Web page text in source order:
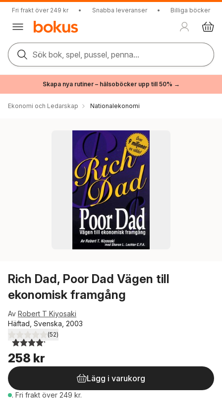
Fri frakt över 249 kr • Snabba leveranser • Billiga böcker
Sök bok, spel, pussel, penna...
Skapa nya rutiner – hälsoböcker upp till 50% →
Ekonomi och Ledarskap Nationalekonomi
Rich Dad, Poor Dad Vägen till
ekonomisk framgång
Av Robert T Kiyosaki
Häftad, Svenska, 2003
4,2utav 5 stjärnor. Totalt antal röster:
(52)
258 kr
Lägg i varukorg
. Fri frakt över 249 kr.